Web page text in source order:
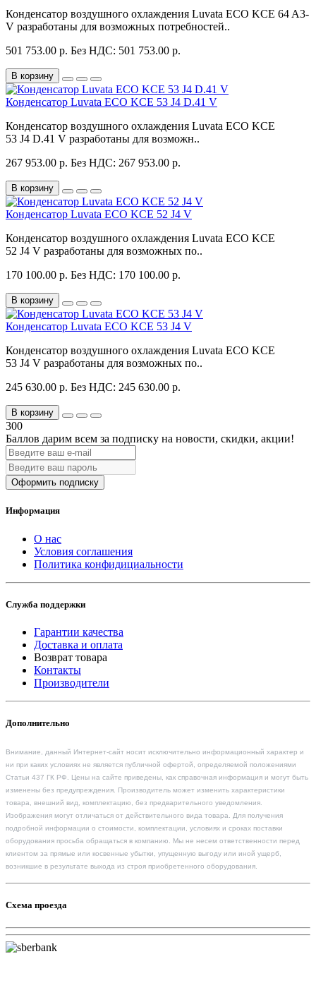
Конденсатор воздушного охлаждения Luvata ECO KCE 64 A3-
V разработаны для возможных потребностей..
501 753.00 р. Без НДС: 501 753.00 р.
В корзину
Конденсатор Luvata ECO KCE 53 J4 D.41 V
Конденсатор воздушного охлаждения Luvata ECO KCE
53 J4 D.41 V разработаны для возможн..
267 953.00 р. Без НДС: 267 953.00 р.
В корзину
Конденсатор Luvata ECO KCE 52 J4 V
Конденсатор воздушного охлаждения Luvata ECO KCE
52 J4 V разработаны для возможных по..
170 100.00 р. Без НДС: 170 100.00 р.
В корзину
Конденсатор Luvata ECO KCE 53 J4 V
Конденсатор воздушного охлаждения Luvata ECO KCE
53 J4 V разработаны для возможных по..
245 630.00 р. Без НДС: 245 630.00 р.
В корзину
300
Баллов дарим всем за подписку на новости, скидки, акции!
Оформить подписку
Информация
О нас
Условия соглашения
Политика конфидициальности
Служба поддержки
Гарантии качества
Доставка и оплата
Возврат товара
Контакты
Производители
Дополнительно
Внимание, данный Интернет-сайт носит исключительно информационный характер и
ни при каких условиях не является публичной офертой, определяемой положениями
Статьи 437 ГК РФ. Цены на сайте приведены, как справочная информация и могут быть
изменены без предупреждения. Производитель может изменить характеристики
товара, внешний вид, комплектацию, без предварительного уведомления.
Изображения могут отличаться от действительного вида товара. Для получения
подробной информации о стоимости, комплектации, условиях и сроках поставки
оборудования просьба обращаться в компанию. Мы не несем ответственности перед
клиентом за прямые или косвенные убытки, упущенную выгоду или иной ущерб,
возникшие в результате выхода из строя приобретенного оборудования.
Схема проезда